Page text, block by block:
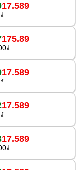
17.589
175.89
17.589
17.589
17.589